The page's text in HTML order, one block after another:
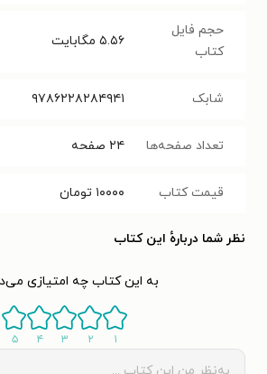
حجم فایل
کتاب
۵.۵۶ مگابایت
شابک ۹۷۸۶۲۲۸۲۸۴۹۴۱‬‬
تعداد صفحه‌ها ۲۴ صفحه
قیمت کتاب ۱۰۰۰۰ تومان
نظر شما دربارهٔ این کتاب
به این کتاب چه امتیازی
۱ ۲ ۳ ۴ ۵